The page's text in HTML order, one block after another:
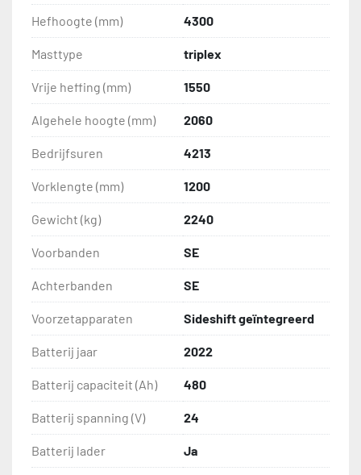
Hefhoogte (mm) 4300
Masttype triplex
Vrije heffing (mm) 1550
Algehele hoogte (mm) 2060
Bedrijfsuren 4213
Vorklengte (mm) 1200
Gewicht (kg) 2240
Voorbanden SE
Achterbanden SE
Voorzetapparaten Sideshift geïntegreerd
Batterij jaar 2022
Batterij capaciteit (Ah) 480
Batterij spanning (V) 24
Batterij lader Ja